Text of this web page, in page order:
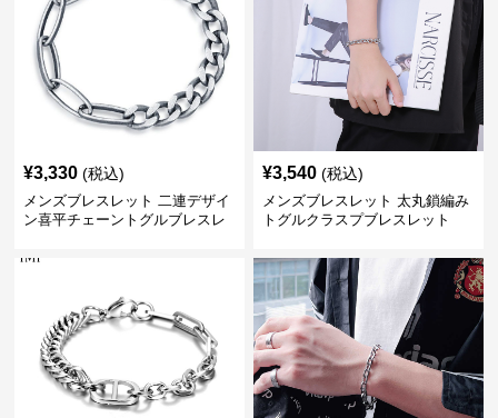
¥3,330 (税込)
メンズブレスレット 二連デザイ
ン喜平チェーントグルブレスレ
¥3,540 (税込)
メンズブレスレット 太丸鎖編み
トグルクラスプブレスレット